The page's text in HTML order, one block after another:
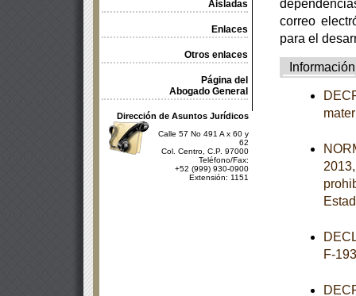
Aisladas
Enlaces
Otros enlaces
Página del
Abogado General
Dirección de Asuntos Jurídicos
Calle 57 No 491 A x 60 y
62
Col. Centro, C.P. 97000
Teléfono/Fax:
+52 (999) 930-0900
Extensión: 1151
correo
para el
Información
F-